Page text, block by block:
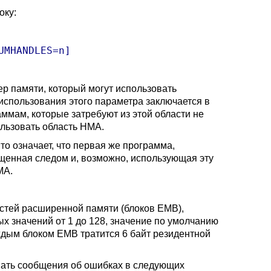
памяти, который могут использовать
этого параметра заключается в
которые затребуют из этой области не
область HMA.
означает, что первая же программа,
следом и, возможно, использующая эту
расширенной памяти (блоков EMB),
значений от 1 до 128, значение по умолчанию
блоком EMB тратится 6 байт резидентной
сообщения об ошибках в следующих